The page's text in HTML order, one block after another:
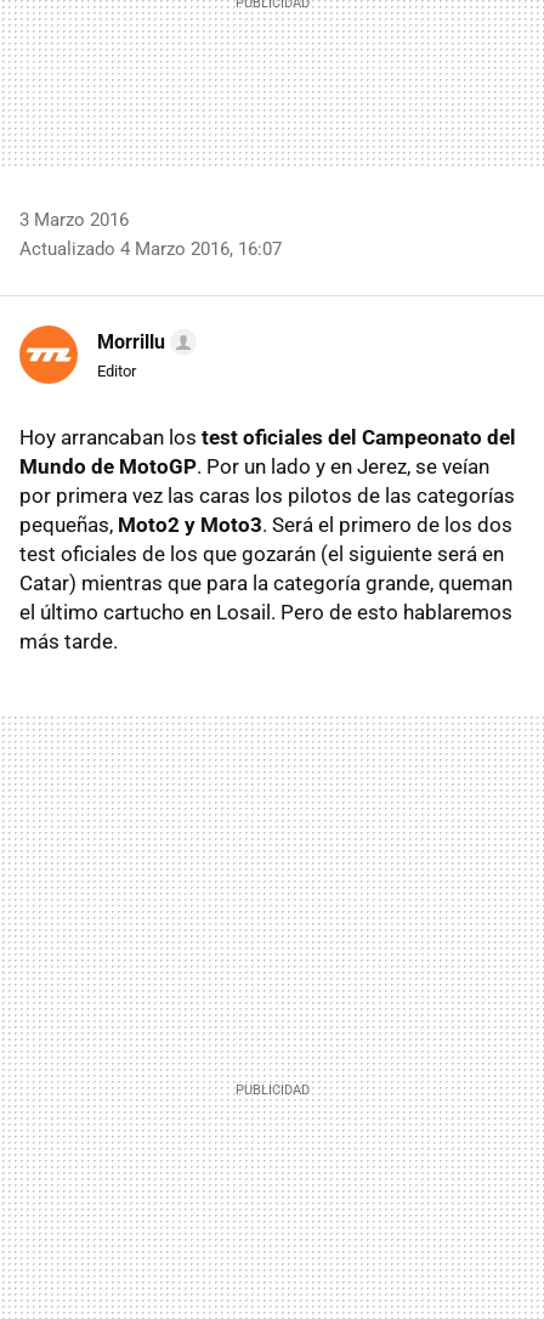
3 Marzo 2016
Actualizado 4 Marzo 2016, 16:07
Morrillu
Editor
Hoy arrancaban los test oficiales del Campeonato del
Mundo de MotoGP. Por un lado y en Jerez, se veían
por primera vez las caras los pilotos de las categorías
pequeñas, Moto2 y Moto3. Será el primero de los dos
test oficiales de los que gozarán (el siguiente será en
Catar) mientras que para la categoría grande, queman
el último cartucho en Losail. Pero de esto hablaremos
más tarde.